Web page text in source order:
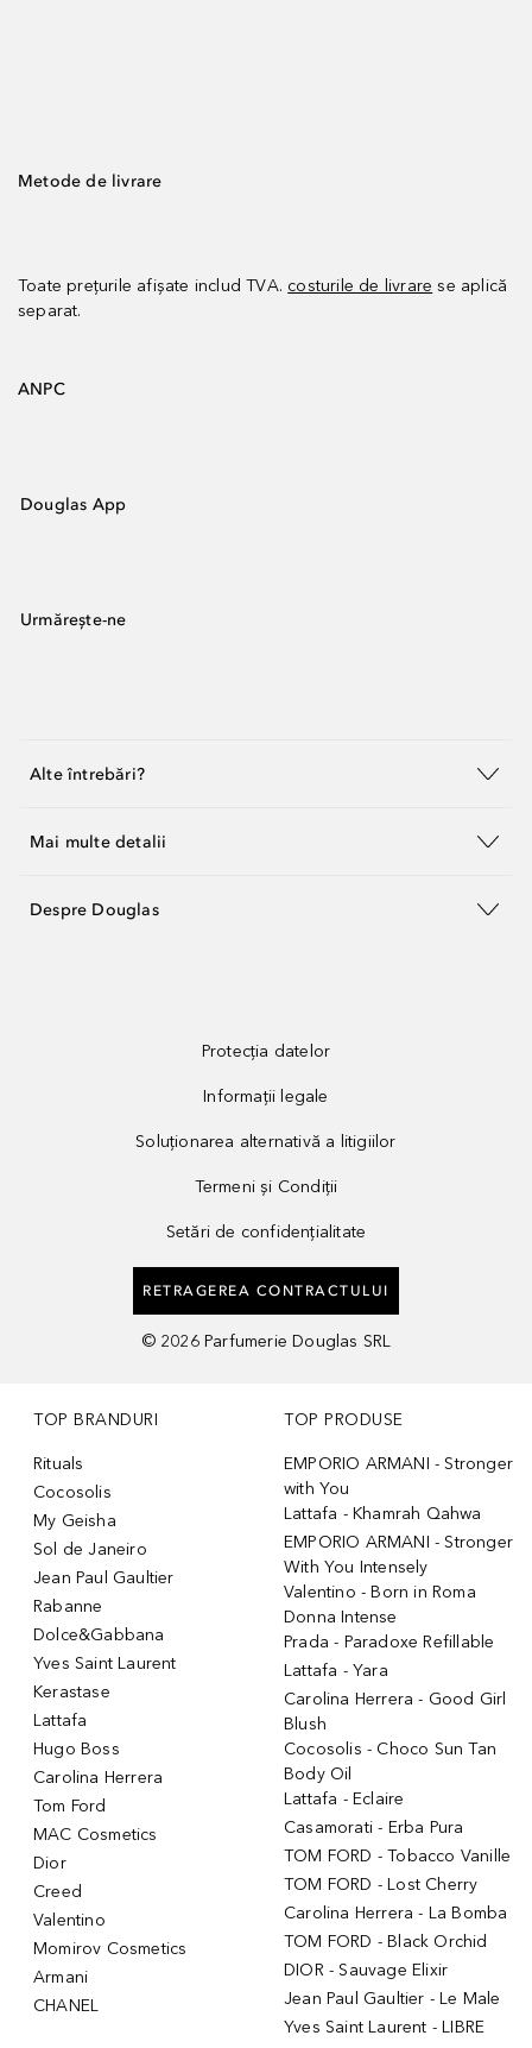
Metode de livrare
Toate prețurile afișate includ TVA. costurile de livrare se aplică
separat.
ANPC
Douglas App
Urmărește-ne
Alte întrebări?
Mai multe detalii
Despre Douglas
Protecția datelor
Informații legale
Soluționarea alternativă a litigiilor
Termeni și Condiții
Setări de confidențialitate
RETRAGEREA CONTRACTULUI
© 2026 Parfumerie Douglas SRL
TOP BRANDURI
Rituals
Cocosolis
My Geisha
Sol de Janeiro
Jean Paul Gaultier
Rabanne
Dolce&Gabbana
Yves Saint Laurent
Kerastase
Lattafa
Hugo Boss
Carolina Herrera
Tom Ford
MAC Cosmetics
Dior
Creed
Valentino
Momirov Cosmetics
Armani
CHANEL
TOP PRODUSE
EMPORIO ARMANI - Stronger
with You
Lattafa - Khamrah Qahwa
EMPORIO ARMANI - Stronger
With You Intensely
Valentino - Born in Roma
Donna Intense
Prada - Paradoxe Refillable
Lattafa - Yara
Carolina Herrera - Good Girl
Blush
Cocosolis - Choco Sun Tan
Body Oil
Lattafa - Eclaire
Casamorati - Erba Pura
TOM FORD - Tobacco Vanille
TOM FORD - Lost Cherry
Carolina Herrera - La Bomba
TOM FORD - Black Orchid
DIOR - Sauvage Elixir
Jean Paul Gaultier - Le Male
Yves Saint Laurent - LIBRE